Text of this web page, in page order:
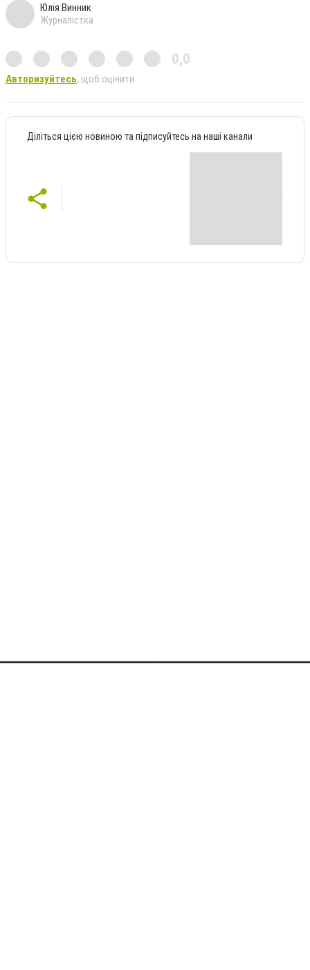
Юлія Винник
Журналістка
0,0
Авторизуйтесь, щоб оцінити
Діліться цією новиною та підписуйтесь на наші канали